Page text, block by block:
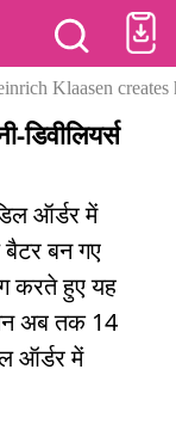
Klaasen
डिवीलियर्स
ऑर्डर में
बन गए
करते हुए यह
अब तक 14
ऑर्डर में